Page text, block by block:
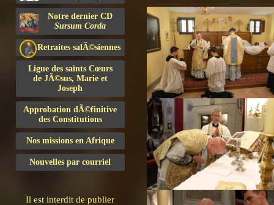
Notre dernier CD
Sursum Corda
Retraites salÃ©siennes
Ligue des saints Cœurs
de JÃ©sus, Marie et
Joseph
Approbation dÃ©finitive
des Constitutions
Nos missions en Afrique
Nouvelles par courriel
Il est interdit de publier